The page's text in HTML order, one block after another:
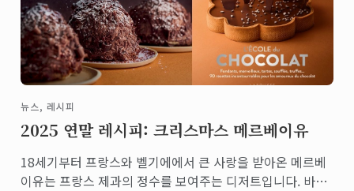
뉴스, 레시피
2025 연말 레시피: 크리스마스 메르베이유
18세기부터 프랑스와 벨기에에서 큰 사랑을 받아온 메르베
이유는 프랑스 제과의 정수를 보여주는 디저트입니다. 바삭